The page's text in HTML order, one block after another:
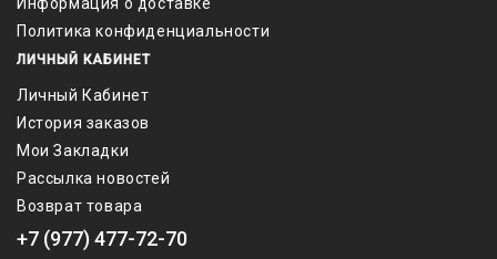
Политика конфиденциальности
ЛИЧНЫЙ КАБИНЕТ
Личный Кабинет
История заказов
Мои Закладки
Рассылка новостей
Возврат товара
+7 (977) 477-72-70